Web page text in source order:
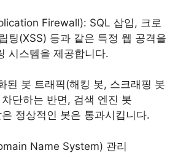
Firewall): SQL 삽입, 크로
팅(XSS) 등과 같은 특정 웹 공격을
시스템을 제공합니다.
된 봇 트래픽(해킹 봇, 스크래핑 봇
단하는 반면, 검색 엔진 봇
정상적인 봇은 통과시킵니다.
Name System) 관리